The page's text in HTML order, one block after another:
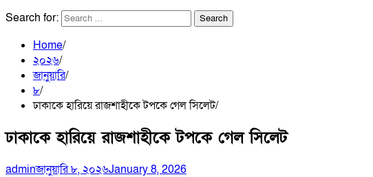
Search for:
Home
২০২৬
জানুয়ারি
৮
ঢাকাকে হারিয়ে রাজশাহীকে টপকে গেল সিলেট
ঢাকাকে হারিয়ে রাজশাহীকে টপকে গেল সিলেট
adminজানুয়ারি ৮, ২০২৬January 8, 2026